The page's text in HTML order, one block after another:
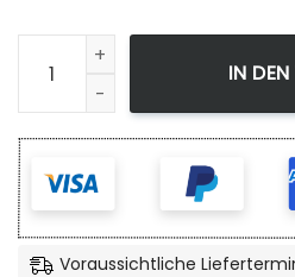
Dragon Ball Super Teppich,
IN
Voraussichtliche